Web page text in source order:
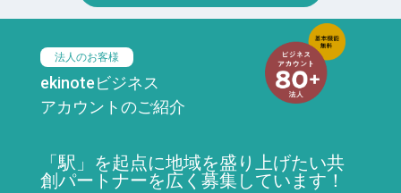
法人のお客様
ekinoteビジネス
アカウントのご紹介
「駅」を起点に地域を盛り上げたい共
創パートナーを広く募集しています！